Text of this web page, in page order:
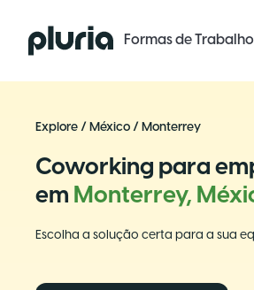
Logo Pluria Formas de Trabalho
Explore / México / Monterrey
Coworking para
em Monterrey,
Escolha a solução certa para a sua